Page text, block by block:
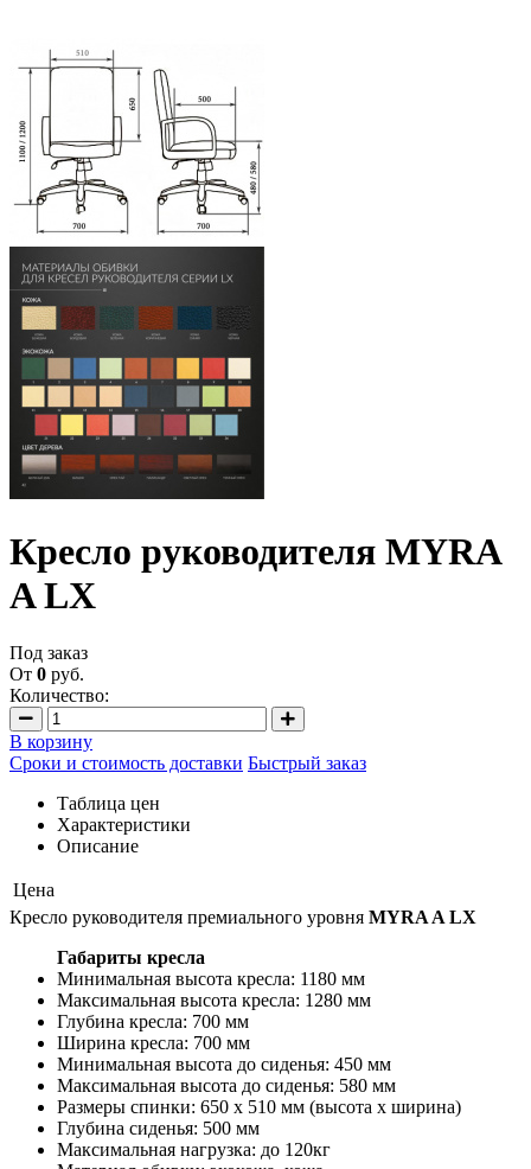
Кресло руководителя MYRA
A LX
Под заказ
От 0 руб.
Количество:
В корзину
Сроки и стоимость доставки Быстрый заказ
Таблица цен
Характеристики
Описание
Цена
Кресло руководителя премиального уровня MYRA A LX
Габариты кресла
Минимальная высота кресла: 1180 мм
Максимальная высота кресла: 1280 мм
Глубина кресла: 700 мм
Ширина кресла: 700 мм
Минимальная высота до сиденья: 450 мм
Максимальная высота до сиденья: 580 мм
Размеры спинки: 650 х 510 мм (высота х ширина)
Глубина сиденья: 500 мм
Максимальная нагрузка: до 120кг